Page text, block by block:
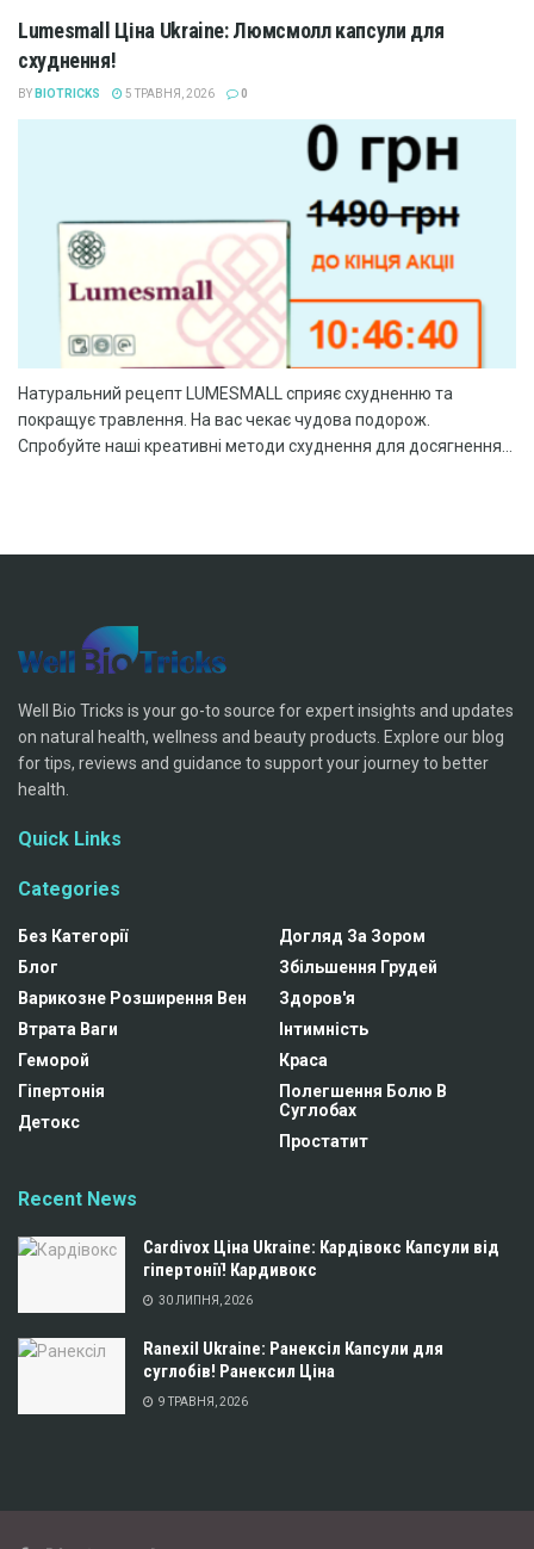
Lumesmall Ціна Ukraine: Люмсмолл капсули для
схуднення!
BY BIOTRICKS 5 ТРАВНЯ, 2026 0
Натуральний рецепт LUMESMALL сприяє схудненню та
покращує травлення. На вас чекає чудова подорож.
Спробуйте наші креативні методи схуднення для досягнення...
Well Bio Tricks is your go-to source for expert insights and updates
on natural health, wellness and beauty products. Explore our blog
for tips, reviews and guidance to support your journey to better
health.
Quick Links
Categories
Без Категорії
Блог
Варикозне Розширення Вен
Втрата Ваги
Геморой
Гіпертонія
Детокс
Догляд За Зором
Збільшення Грудей
Здоров'я
Інтимність
Краса
Полегшення Болю В
Суглобах
Простатит
Recent News
Cardivox Ціна Ukraine: Кардівокс Капсули від
гіпертонії! Кардивокс
30 ЛИПНЯ, 2026
Ranexil Ukraine: Ранексіл Капсули для
суглобів! Ранексил Ціна
9 ТРАВНЯ, 2026